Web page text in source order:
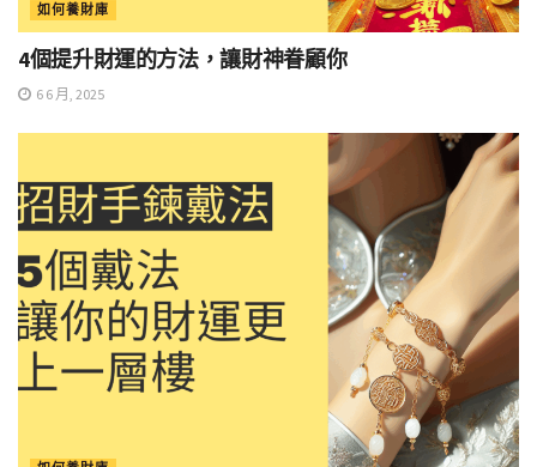
如何養財庫
4個提升財運的方法，讓財神眷顧你
6 6 月, 2025